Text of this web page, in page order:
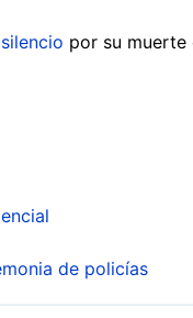
por su muerte
de policías